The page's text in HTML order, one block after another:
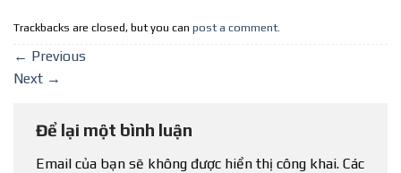
Trackbacks are closed, but you can post a comment.
← Previous
Next →
Để lại một bình luận
Email của bạn sẽ không được hiển thị công khai. Các